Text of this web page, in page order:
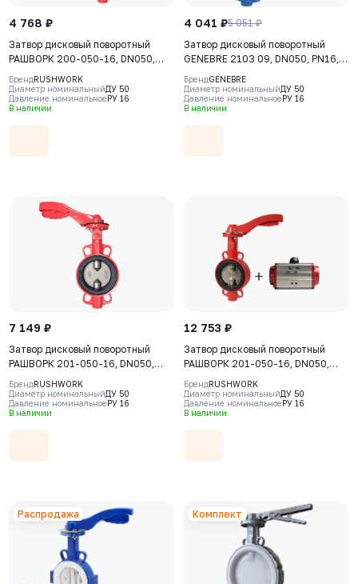
4 768 ₽
Затвор дисковый поворотный
РАШВОРК 200-050-16, DN050,
PN16, корпус - GJL-250 (GG25),
диск - GJS-400-15 (GGG40),
уплотнение - EPDM, М/Ф,
БрендRUSHWORK
Диаметр номинальныйДУ 50
Давление номинальноеРУ 16
В наличии
4 041 ₽5 051 ₽
Затвор дисковый поворотный
GENEBRE 2103 09, DN050, PN16,
корпус - GJL-200 (GG20), диск -
GJS-400-15 (GGG40), уплотнение
- EPDM, М/Ф, рукоятка
БрендGENEBRE
Диаметр номинальныйДУ 50
Давление номинальноеРУ 16
В наличии
7 149 ₽
Затвор дисковый поворотный
РАШВОРК 201-050-16, DN050,
PN16, корпус - GJL-250 (GG25),
диск - AISI304 (CF8), уплотнение
- EPDM, М/Ф, рукоятка
БрендRUSHWORK
Диаметр номинальныйДУ 50
Давление номинальноеРУ 16
В наличии
12 753 ₽
Затвор дисковый поворотный
РАШВОРК 201-050-16, DN050,
PN16, корпус - GJL-250 (GG25),
диск - AISI304 (CF8), уплотнение
- EPDM, М/Ф, с
БрендRUSHWORK
Диаметр номинальныйДУ 50
Давление номинальноеРУ 16
В наличии
Распродажа Комплект